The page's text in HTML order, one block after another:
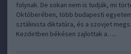
folynak. De sokan nem is tudják, mi
Októberében, több budapesti
sztálinista diktatúra, és a szovjet
Kezdetben békésen zajlottak a…..